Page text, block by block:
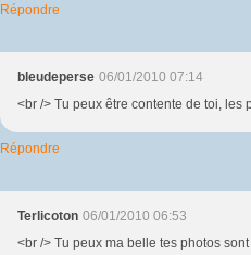
Répondre
bleudeperse 06/01/2010 07:14
<br /> Tu peux être contente de toi, les
Répondre
Terlicoton 06/01/2010 06:53
<br /> Tu peux ma belle tes photos